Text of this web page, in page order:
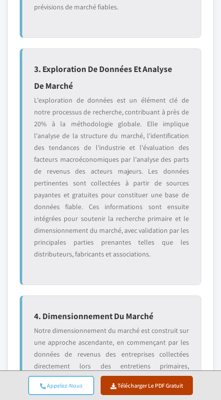
Appelez-Nous Télécharger Le PDF Gratuit
prévisions de marché fiables.
3. Exploration De Données Et Analyse
De Marché
L'exploration de données est un élément clé de
notre processus de recherche, contribuant à près de
20% à la méthodologie globale. Elle implique
l'analyse de la structure du marché, l'identification
des tendances de l'industrie et l'évaluation des
facteurs macroéconomiques par l'analyse des parts
de revenus des acteurs majeurs. Les données
pertinentes sont collectées à partir de sources
payantes et gratuites pour constituer une base de
données fiable. Ces informations sont ensuite
intégrées pour soutenir la recherche primaire et le
dimensionnement du marché, avec validation par les
principales parties prenantes telles que les
distributeurs, fabricants et associations.
4. Dimensionnement Du Marché
Notre dimensionnement du marché est construit sur
une approche ascendante, en commençant par les
données de revenus des entreprises collectées
directement lors des entretiens primaires,
accompagnées des chiffres de volume de production
des fabricants et des statistiques d'installation ou de